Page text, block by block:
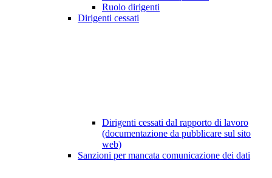
Ruolo dirigenti
Dirigenti cessati
Dirigenti cessati dal rapporto di lavoro
(documentazione da pubblicare sul sito
web)
Sanzioni per mancata comunicazione dei dati